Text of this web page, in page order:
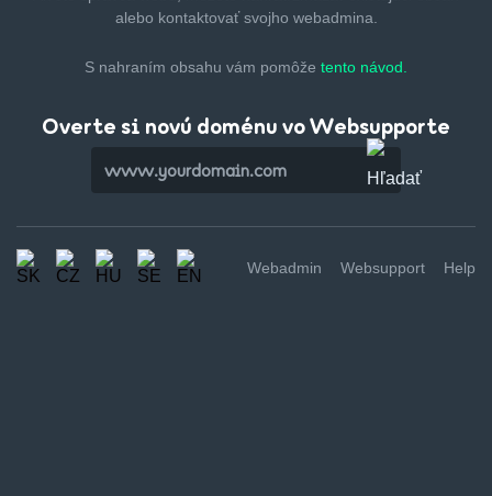
alebo kontaktovať svojho webadmina.
S nahraním obsahu vám pomôže tento návod.
Overte si novú doménu vo Websupporte
Webadmin Websupport Help